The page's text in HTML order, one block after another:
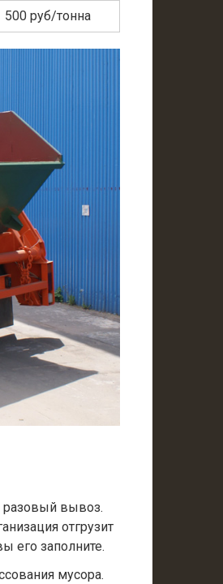
500 руб/тонна
разовый вывоз.
отгрузит
его заполните.
мусора.